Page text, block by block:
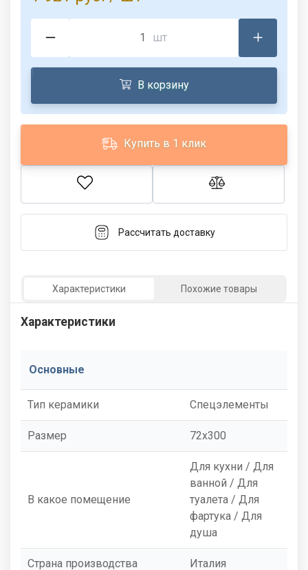
шт
В корзину
Купить в 1 клик
Рассчитать доставку
Характеристики Похожие товары
Характеристики
Основные
Тип керамики Спецэлементы
Размер 72x300
В какое помещение
Для кухни / Для
ванной / Для
туалета / Для
фартука / Для
душа
Страна производства Италия